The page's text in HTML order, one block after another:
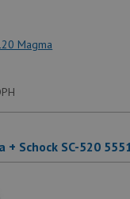
Magma
+ Schock SC-520